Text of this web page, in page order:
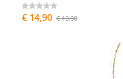
€ 14,90 € 19,00